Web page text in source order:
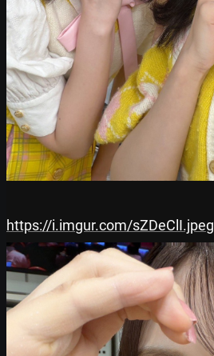
https://i.imgur.com/sZDeClI.jpeg